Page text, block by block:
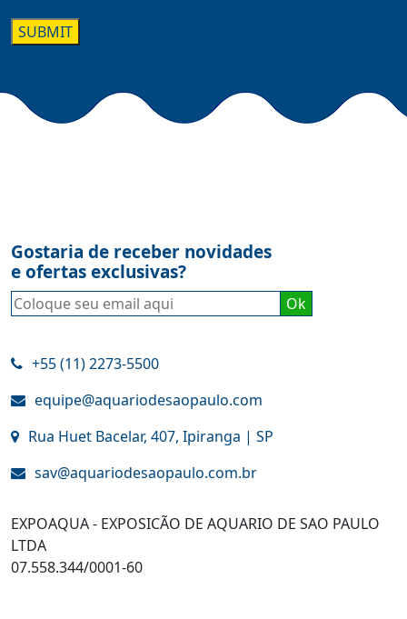
Gostaria de receber novidades
e ofertas exclusivas?
+55 (11) 2273-5500
equipe@aquariodesaopaulo.com
Rua Huet Bacelar, 407, Ipiranga | SP
sav@aquariodesaopaulo.com.br
EXPOAQUA - EXPOSICÃO DE AQUARIO DE SAO PAULO
LTDA
07.558.344/0001-60